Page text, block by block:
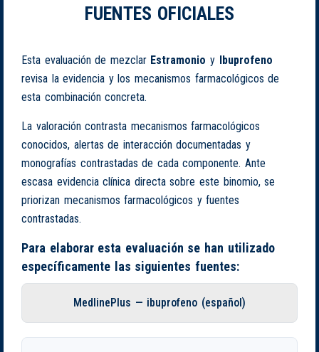
FUENTES OFICIALES
Esta evaluación de mezclar Estramonio y Ibuprofeno
revisa la evidencia y los mecanismos farmacológicos de
esta combinación concreta.
La valoración contrasta mecanismos farmacológicos
conocidos, alertas de interacción documentadas y
monografías contrastadas de cada componente. Ante
escasa evidencia clínica directa sobre este binomio, se
priorizan mecanismos farmacológicos y fuentes
contrastadas.
Para elaborar esta evaluación se han utilizado
específicamente las siguientes fuentes:
MedlinePlus — ibuprofeno (español)